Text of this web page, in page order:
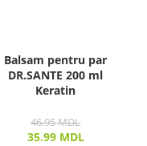
Balsam pentru par
DR.SANTE 200 ml
Keratin
46.95MDL
35.99 MDL